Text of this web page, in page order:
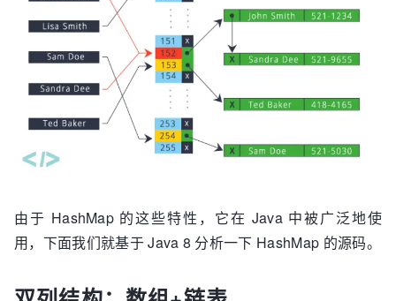
由于 HashMap 的这些特性，它在 Java 中被广泛地使
用，下面我们就基于 Java 8 分析一下 HashMap 的源码。